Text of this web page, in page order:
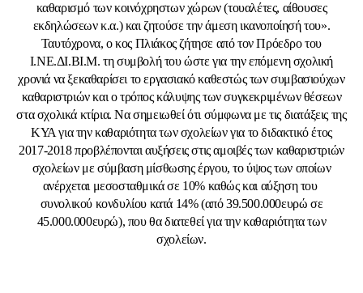
καθαρισμό των κοινόχρηστων χώρων (τουαλέτες, αίθουσες
εκδηλώσεων κ.α.) και ζητούσε την άμεση ικανοποίησή του».
Ταυτόχρονα, ο κος Πλιάκος ζήτησε από τον Πρόεδρο του
Ι.ΝΕ.ΔΙ.ΒΙ.Μ. τη συμβολή του ώστε για την επόμενη σχολική
χρονιά να ξεκαθαρίσει το εργασιακό καθεστώς των συμβασιούχων
καθαριστριών και ο τρόπος κάλυψης των συγκεκριμένων θέσεων
στα σχολικά κτίρια. Να σημειωθεί ότι σύμφωνα με τις διατάξεις της
ΚΥΑ για την καθαριότητα των σχολείων για το διδακτικό έτος
2017-2018 προβλέπονται αυξήσεις στις αμοιβές των καθαριστριών
σχολείων με σύμβαση μίσθωσης έργου, το ύψος των οποίων
ανέρχεται μεσοσταθμικά σε 10% καθώς και αύξηση του
συνολικού κονδυλίου κατά 14% (από 39.500.000ευρώ σε
45.000.000ευρώ), που θα διατεθεί για την καθαριότητα των
σχολείων.